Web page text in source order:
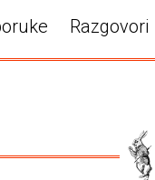
Razgovori